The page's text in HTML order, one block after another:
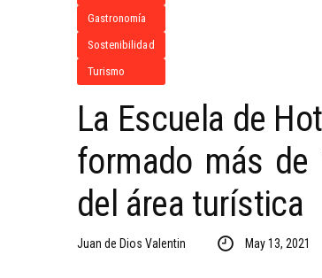
Gastronomía
Sostenibilidad
Turismo
La Escuela de
formado más de
del área turística
Juan de Dios Valentin May 13, 2021